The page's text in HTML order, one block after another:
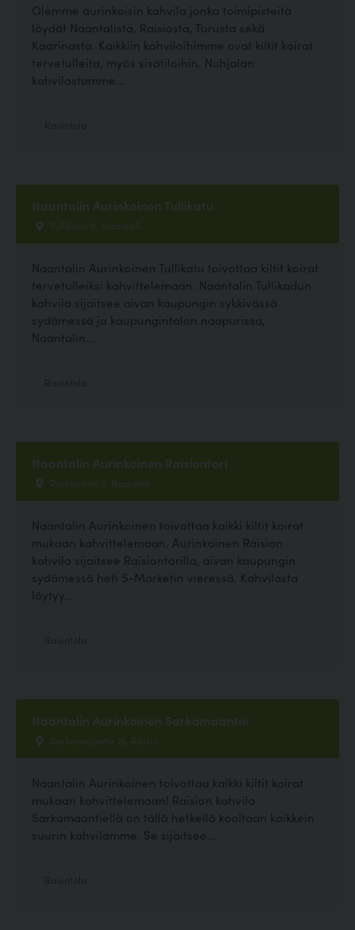
Olemme aurinkoisin kahvila jonka toimipisteitä
löydät Naantalista, Raisiosta, Turusta sekä
Kaarinasta. Kaikkiin kahviloihimme ovat kiltit koirat
tervetulleita, myös sisätiloihin. Nuhjalan
kahvilastamme...
Naantalin Aurinkoinen Tullikatu
Tullikatu 11, Naantali
Naantalin Aurinkoinen Tullikatu toivottaa kiltit koirat
tervetulleiksi kahvittelemaan. Naantalin Tullikadun
kahvila sijaitsee aivan kaupungin sykkivässä
sydämessä ja kaupungintalon naapurissa,
Naantalin...
Naantalin Aurinkoinen Raisiontori
Raisiontori 5, Naantali
Naantalin Aurinkoinen toivottaa kaikki kiltit koirat
mukaan kahvittelemaan. Aurinkoinen Raision
kahvila sijaitsee Raisiontorilla, aivan kaupungin
sydämessä heti S-Marketin vieressä. Kahvilasta
löytyy...
Naantalin Aurinkoinen Sarkamaantie
Sarkamaantie 16, Raisio
Naantalin Aurinkoinen toivottaa kaikki kiltit koirat
mukaan kahvittelemaan! Raision kahvila
Sarkamaantiellä on tällä hetkellä kooltaan kaikkein
suurin kahvilamme. Se sijaitsee...